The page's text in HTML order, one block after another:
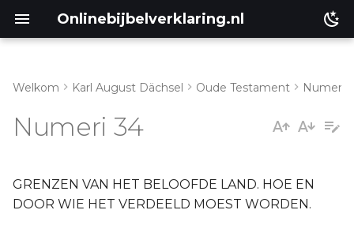
Onlinebijbelverklaring.nl
Lukas
Welkom Karl August Dächsel Oude Testament Numeri
Numeri 34
GRENZEN VAN HET BELOOFDE LAND. HOE EN
DOOR WIE HET VERDEELD MOEST WORDEN.